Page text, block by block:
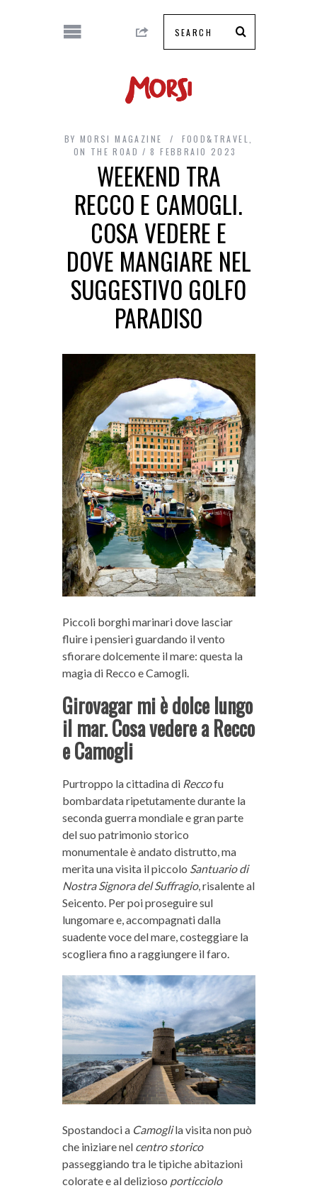
BY MORSI MAGAZINE FOOD&TRAVEL,
ON THE ROAD
8 FEBBRAIO 2023
WEEKEND TRA
RECCO E CAMOGLI.
COSA VEDERE E
DOVE MANGIARE NEL
SUGGESTIVO GOLFO
PARADISO
Piccoli borghi marinari dove lasciar
fluire i pensieri guardando il vento
sfiorare dolcemente il mare: questa la
magia di Recco e Camogli.
Girovagar mi è dolce lungo
il mar.Cosa vedere a Recco
e Camogli
Purtroppo la cittadina di Reccofu
bombardata ripetutamente durante la
seconda guerra mondiale e gran parte
del suo patrimonio storico
monumentale è andato distrutto, ma
merita una visita il piccolo Santuario di
Nostra Signora del Suffragio, risalente al
Seicento. Per poi proseguire sul
lungomare e, accompagnati dalla
suadente voce del mare, costeggiare la
scogliera fino a raggiungere il faro.
Spostandoci a Camoglila visita non può
che iniziare nel centro storico
passeggiando tra le tipiche abitazioni
colorate e al delizioso porticciolo